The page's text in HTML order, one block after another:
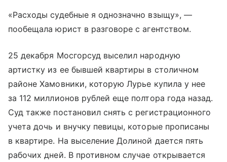
«Расходы судебные я однозначно взыщу», —
пообещала юрист в разговоре с агентством.
25 декабря Мосгорсуд выселил народную
артистку из ее бывшей квартиры в столичном
районе Хамовники, которую Лурье купила у нее
за 112 миллионов рублей еще полтора года назад.
Суд также постановил снять с регистрационного
учета дочь и внучку певицы, которые прописаны
в квартире. На выселение Долиной дается пять
рабочих дней. В противном случае открывается